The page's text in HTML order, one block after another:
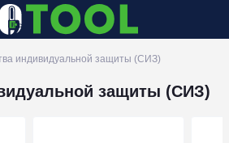
индивидуальной защиты (СИЗ)
защиты (СИЗ)